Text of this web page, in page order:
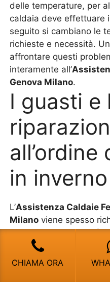
delle temperature, per
caldaia deve effettuare
seguito si cambiano le
richieste e necessità.
affrontare questi
interamente all’
Genova Milano.
I guasti e
in inverno
L’Assistenza Caldaie
Milano viene spesso
riparazione. In effetti è
nata l’Assistenza
Milano perché i tecnici
CHIAMA ORA